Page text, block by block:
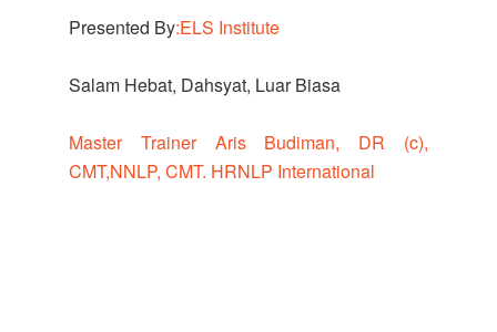
Presented By:ELS Institute
Salam Hebat, Dahsyat, Luar Biasa
Master Trainer Aris Budiman, DR (c),
CMT,NNLP, CMT. HRNLP International